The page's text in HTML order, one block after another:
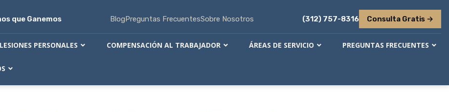
que Ganemos BlogPreguntas FrecuentesSobre Nosotros (312) 757-8316 Consulta Gratis →
LESIONES PERSONALES COMPENSACIÓN AL TRABAJADOR ÁREAS DE SERVICIO PREGUNTAS FRECUENTES